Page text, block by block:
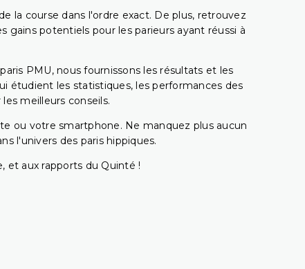
la course dans l'ordre exact. De plus, retrouvez
gains potentiels pour les parieurs ayant réussi à
PMU, nous fournissons les résultats et les
étudient les statistiques, les performances des
meilleurs conseils.
ou votre smartphone. Ne manquez plus aucun
l'univers des paris hippiques.
et aux rapports du Quinté !